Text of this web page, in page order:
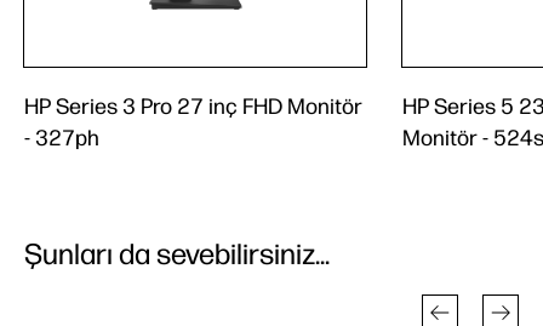
HP Series 3 Pro 27 inç FHD Monitör
- 327ph
HP Series 5
Monitör -
Şunları da sevebilirsiniz...